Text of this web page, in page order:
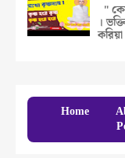
"
।
Home